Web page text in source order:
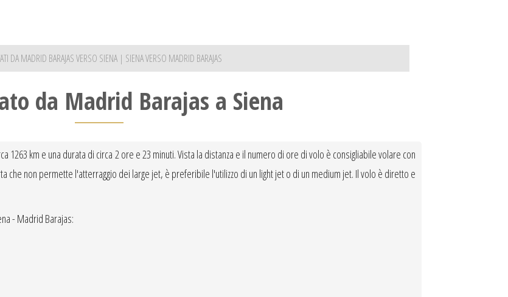
DA MADRID BARAJAS VERSO SIENA | SIENA VERSO MADRID BARAJAS
da Madrid Barajas a Siena
1263 km e una durata di circa 2 ore e 23 minuti. Vista la distanza e il numero di ore di volo è consigliabile volare con
che non permette l'atterraggio dei large jet, è preferibile l'utilizzo di un light jet o di un medium jet. Il volo è diretto e
- Madrid Barajas: